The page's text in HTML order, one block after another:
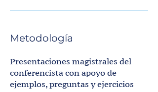
Metodología
Presentaciones magistrales del
conferencista con apoyo de
ejemplos, preguntas y ejercicios